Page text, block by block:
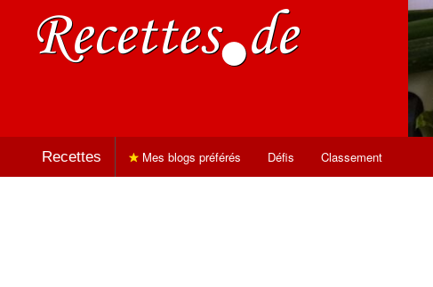
Recettes Mes blogs préférés Défis Classement